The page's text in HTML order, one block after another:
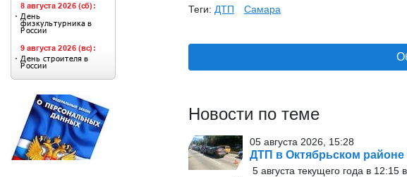
Теги: ДТП Самара
Новости по теме
05 августа 2026, 15:28
ДТП в Октябрьском
5 августа текущего года в